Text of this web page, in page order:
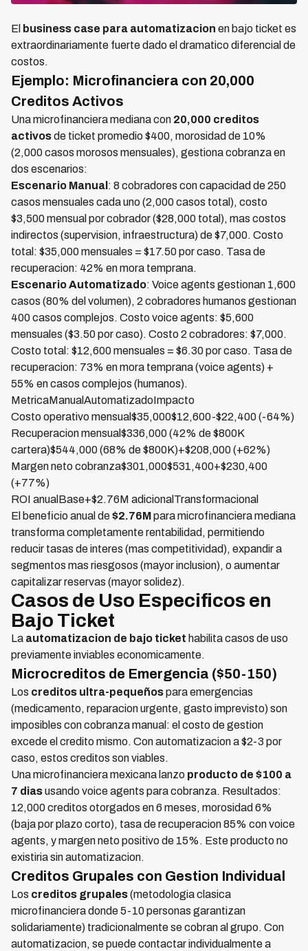
El business case para automatizacion en bajo ticket es
extraordinariamente fuerte dado el dramatico diferencial de
costos.
Ejemplo: Microfinanciera con 20,000
Creditos Activos
Una microfinanciera mediana con 20,000 creditos
activosde ticket promedio $400, morosidad de 10%
(2,000 casos morosos mensuales), gestiona cobranza en
dos escenarios:
Escenario Manual : 8 cobradores con capacidad de 250
casos mensuales cada uno (2,000 casos total), costo
$3,500 mensual por cobrador ($28,000 total), mas costos
indirectos (supervision, infraestructura) de $7,000. Costo
total: $35,000 mensuales = $17.50 por caso. Tasa de
recuperacion: 42% en mora temprana.
Escenario Automatizado: Voice agents gestionan 1,600
casos (80% del volumen), 2 cobradores humanos gestionan
400 casos complejos. Costo voice agents: $5,600
mensuales ($3.50 por caso). Costo 2 cobradores: $7,000.
Costo total: $12,600 mensuales = $6.30 por caso. Tasa de
recuperacion: 73% en mora temprana (voice agents) +
55% en casos complejos (humanos).
MetricaManualAutomatizadoImpacto
Costo operativo mensual$35,000$12,600-$22,400 (-64%)
Recuperacion mensual$336,000 (42% de $800K
cartera)$544,000 (68% de $800K)+$208,000 (+62%)
Margen neto cobranza$301,000$531,400+$230,400
(+77%)
ROI anualBase+$2.76M adicionalTransformacional
El beneficio anual de$2.76M para microfinanciera mediana
transforma completamente rentabilidad, permitiendo
reducir tasas de interes (mas competitividad), expandir a
segmentos mas riesgosos (mayor inclusion), o aumentar
capitalizar reservas (mayor solidez).
Casos de Uso Especificos en
Bajo Ticket
La automatizacion de bajo ticket habilita casos de uso
previamente inviables economicamente.
Microcreditos de Emergencia ($50-150)
Los creditos ultra-pequeñospara emergencias
(medicamento, reparacion urgente, gasto imprevisto) son
imposibles con cobranza manual: el costo de gestion
excede el credito mismo. Con automatizacion a $2-3 por
caso, estos creditos son viables.
Una microfinanciera mexicana lanzo producto de $100 a
7 diasusando voice agents para cobranza. Resultados:
12,000 creditos otorgados en 6 meses, morosidad 6%
(baja por plazo corto), tasa de recuperacion 85% con voice
agents, y margen neto positivo de 15%. Este producto no
existiria sin automatizacion.
Creditos Grupales con Gestion Individual
Los creditos grupales(metodologia clasica
microfinanciera donde 5-10 personas garantizan
solidariamente) tradicionalmente se cobran al grupo. Con
automatizacion, se puede contactar individualmente a